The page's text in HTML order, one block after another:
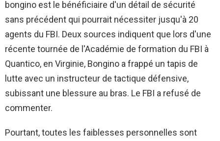
bongino est le bénéficiaire d'un détail de sécurité
sans précédent qui pourrait nécessiter jusqu'à 20
agents du FBI. Deux sources indiquent que lors d'une
récente tournée de l'Académie de formation du FBI à
Quantico, en Virginie, Bongino a frappé un tapis de
lutte avec un instructeur de tactique défensive,
subissant une blessure au bras. Le FBI a refusé de
commenter.
Pourtant, toutes les faiblesses personnelles sont